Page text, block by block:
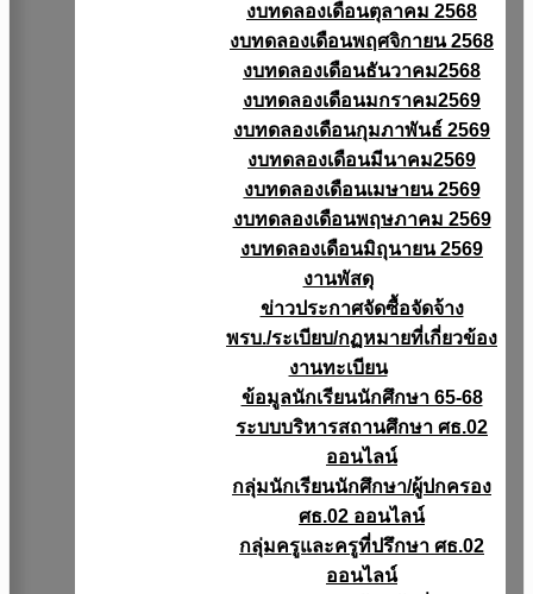
งบทดลองเดือนตุลาคม 2568
งบทดลองเดือนพฤศจิกายน 2568
งบทดลองเดือนธันวาคม2568
งบทดลองเดือนมกราคม2569
งบทดลองเดือนกุมภาพันธ์ 2569
งบทดลองเดือนมีนาคม2569
งบทดลองเดือนเมษายน 2569
งบทดลองเดือนพฤษภาคม 2569
งบทดลองเดือนมิถุนายน 2569
งานพัสดุ
ข่าวประกาศจัดซื้อจัดจ้าง
พรบ./ระเบียบ/กฏหมายที่เกี่ยวข้อง
งานทะเบียน
ข้อมูลนักเรียนนักศึกษา 65-68
ระบบบริหารสถานศึกษา ศธ.02
ออนไลน์
กลุ่มนักเรียนนักศึกษา/ผู้ปกครอง
ศธ.02 ออนไลน์
กลุ่มครูและครูที่ปรึกษา ศธ.02
ออนไลน์